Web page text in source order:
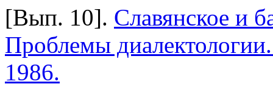
[Вып. 10]. Славянское и
Проблемы
1986.